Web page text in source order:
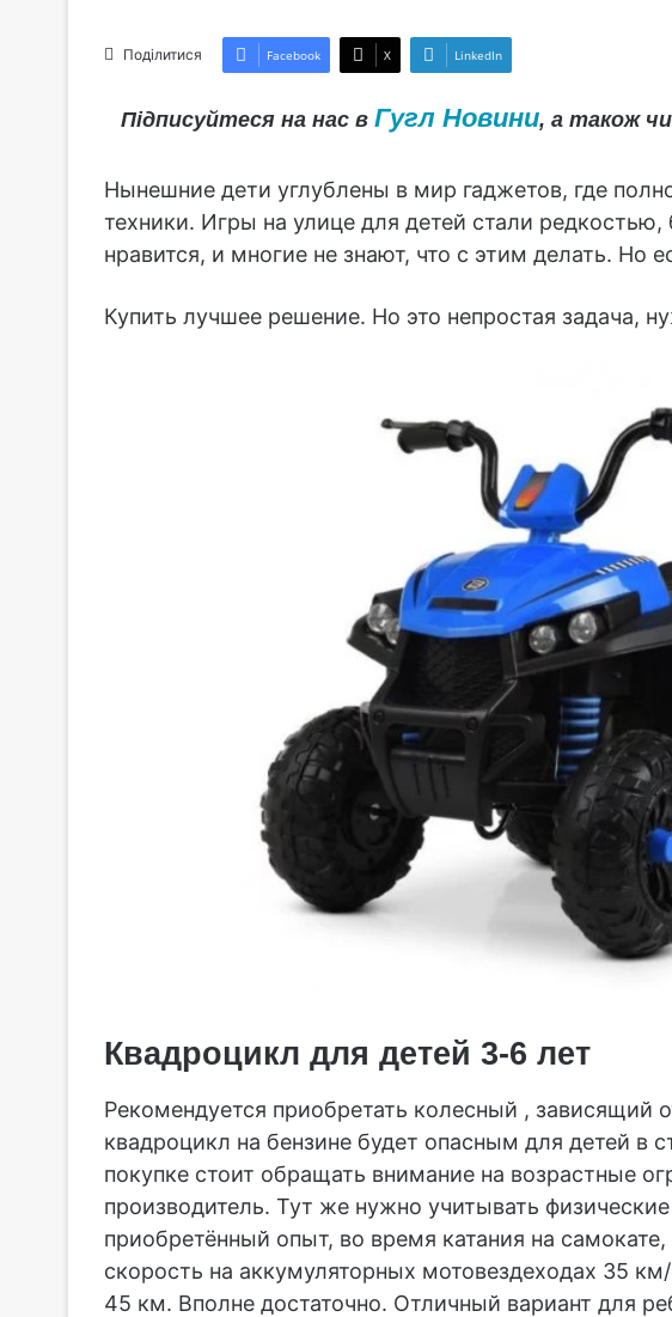
Поділитися Facebook X LinkedIn
Підписуйтеся на нас в Гугл Новини, а також
Нынешние дети углублены в мир гаджетов, где
техники. Игры на улице для детей стали
нравится, и многие не знают, что с этим делать. Но
Купить лучшее решение. Но это непростая задача,
Квадроцикл для детей 3-6 лет
Рекомендуется приобретать колесный , зависящий
квадроцикл на бензине будет опасным для детей в
покупке стоит обращать внимание на возрастные
производитель. Тут же нужно учитывать
приобретённый опыт, во время катания на
скорость на аккумуляторных мотовездеходах 35
45 км. Вполне достаточно. Отличный вариант для